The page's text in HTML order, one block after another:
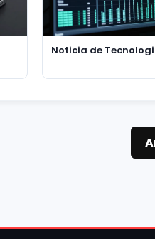
Noticia de